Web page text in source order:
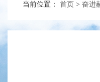
当前位置： 首页 > 奋进